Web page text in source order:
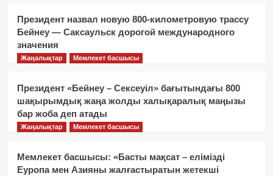
Президент назвал новую 800-километровую трассу
Бейнеу — Саксаульск дорогой международного
значения
Жаңалықтар Мемлекет басшысы
Президент «Бейнеу – Сексеуіл» бағытындағы 800
шақырымдық жаңа жолды халықаралық маңызы
бар жоба деп атады
Жаңалықтар Мемлекет басшысы
Мемлекет басшысы: «Басты мақсат – елімізді
Еуропа мен Азияны жалғастыратын жетекші